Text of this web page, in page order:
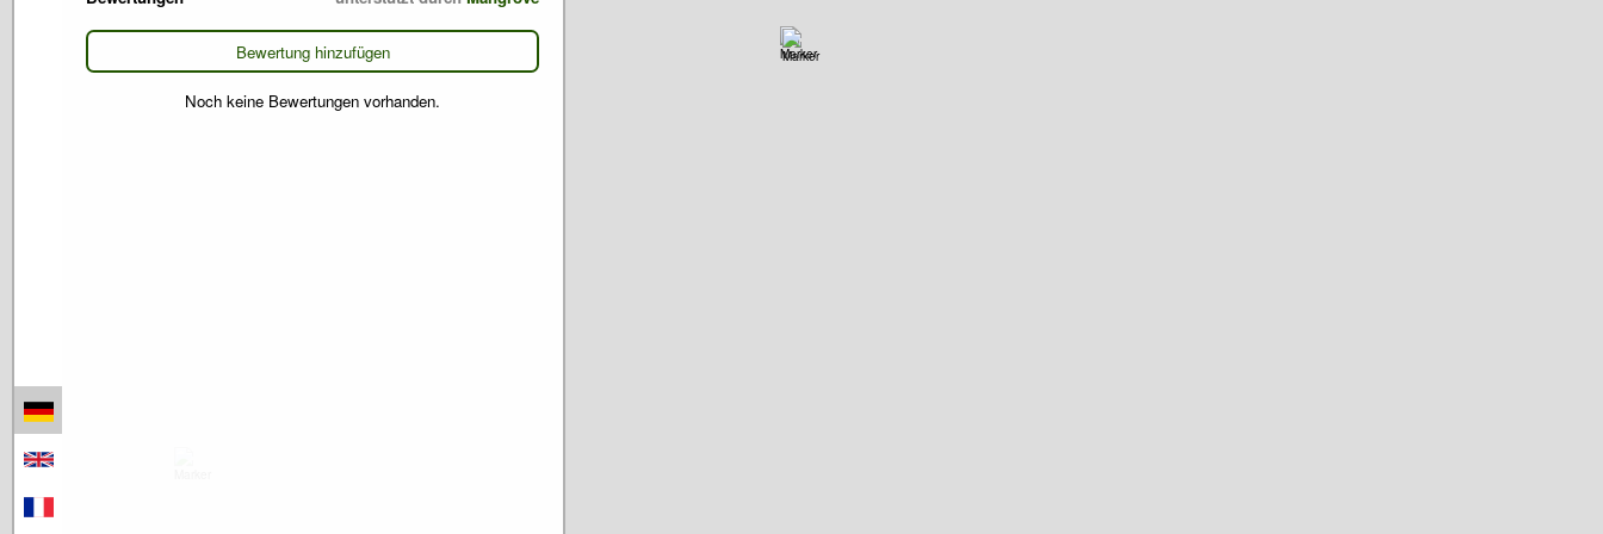
Bewertung hinzufügen
Noch keine Bewertungen vorhanden.